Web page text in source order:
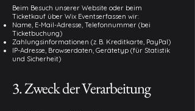
Beim Besuch unserer Website oder beim
Ticketkauf über Wix Eventserfassen wir:
Name, E-Mail-Adresse, Telefonnummer (bei
Ticketbuchung)
Zahlungsinformationen (z. B. Kreditkarte, PayPal)
IP-Adresse, Browserdaten, Gerätetyp (für Statistik
und Sicherheit)
3. Zweck der Verarbeitung